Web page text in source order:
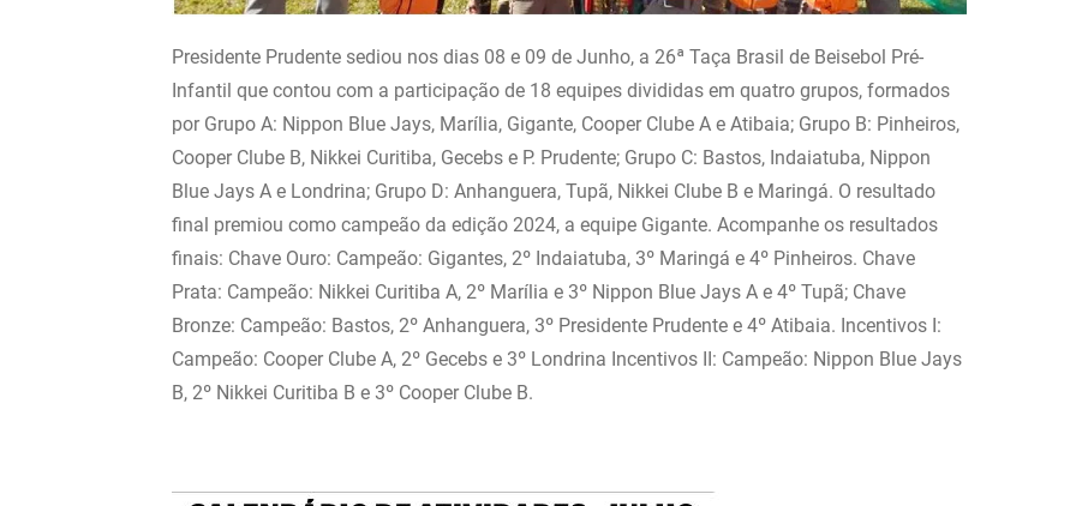
Presidente Prudente sediou nos dias 08 e 09 de Junho, a 26ª Taça Brasil de Beisebol Pré-
Infantil que contou com a participação de 18 equipes divididas em quatro grupos, formados
por Grupo A: Nippon Blue Jays, Marília, Gigante, Cooper Clube A e Atibaia; Grupo B: Pinheiros,
Cooper Clube B, Nikkei Curitiba, Gecebs e P. Prudente; Grupo C: Bastos, Indaiatuba, Nippon
Blue Jays A e Londrina; Grupo D: Anhanguera, Tupã, Nikkei Clube B e Maringá. O resultado
final premiou como campeão da edição 2024, a equipe Gigante. Acompanhe os resultados
finais: Chave Ouro: Campeão: Gigantes, 2º Indaiatuba, 3º Maringá e 4º Pinheiros. Chave
Prata: Campeão: Nikkei Curitiba A, 2º Marília e 3º Nippon Blue Jays A e 4º Tupã; Chave
Bronze: Campeão: Bastos, 2º Anhanguera, 3º Presidente Prudente e 4º Atibaia. Incentivos I:
Campeão: Cooper Clube A, 2º Gecebs e 3º Londrina Incentivos II: Campeão: Nippon Blue Jays
B, 2º Nikkei Curitiba B e 3º Cooper Clube B.